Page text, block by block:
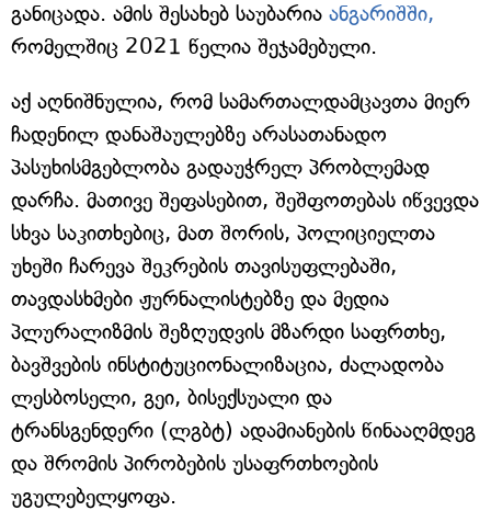
განიცადა. ამის შესახებ საუბარია ანგარიშში,
რომელშიც 2021 წელია შეჯამებული.
აქ აღნიშნულია, რომ სამართალდამცავთა მიერ
ჩადენილ დანაშაულებზე არასათანადო
პასუხისმგებლობა გადაუჭრელ პრობლემად
დარჩა. მათივე შეფასებით, შეშფოთებას იწვევდა
სხვა საკითხებიც, მათ შორის, პოლიციელთა
უხეში ჩარევა შეკრების თავისუფლებაში,
თავდასხმები ჟურნალისტებზე და მედია
პლურალიზმის შეზღუდვის მზარდი საფრთხე,
ბავშვების ინსტიტუციონალიზაცია, ძალადობა
ლესბოსელი, გეი, ბისექსუალი და
ტრანსგენდერი (ლგბტ) ადამიანების წინააღმდეგ
და შრომის პირობების უსაფრთხოების
უგულებელყოფა.